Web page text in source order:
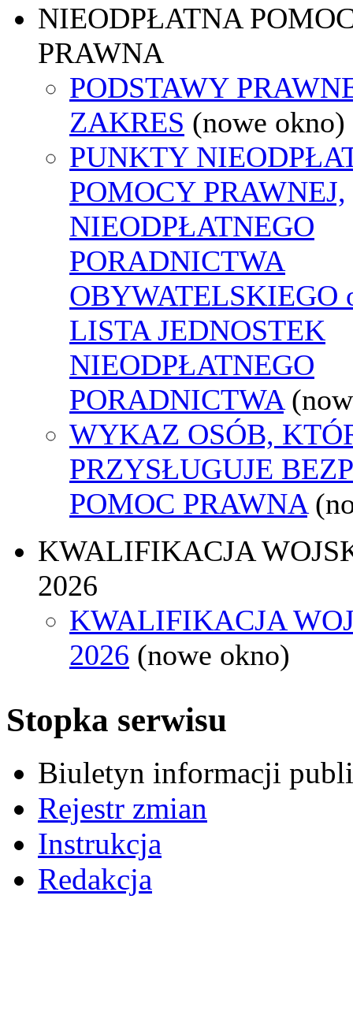
NIEODPŁATNA
PRAWNA
PODSTAWY
ZAKRES (nowe okno)
PUNKTY
POMOCY PRAWNEJ,
NIEODPŁATNEGO
PORADNICTWA
OBYWATELSKIEGO
LISTA JEDNOSTEK
NIEODPŁATNEGO
PORADNICTWA
WYKAZ OSÓB,
PRZYSŁUGUJE
POMOC PRAWNA
KWALIFIKACJA
2026
KWALIFIKACJA
2026 (nowe okno)
Stopka serwisu
Biuletyn informacji
Rejestr zmian
Instrukcja
Redakcja